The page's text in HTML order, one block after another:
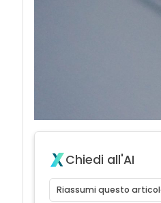
Chiedi all'AI
Riassumi questo